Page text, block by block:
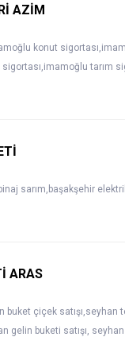
AZİM
konut
tarım
sarım,başakşehir
ARAS
buket çiçek
gelin buketi satışı,